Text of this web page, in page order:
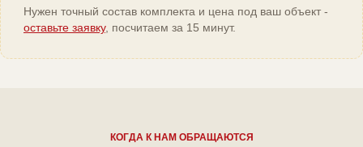
Нужен точный состав комплекта и цена под ваш объект -
оставьте заявку, посчитаем за 15 минут.
КОГДА К НАМ ОБРАЩАЮТСЯ